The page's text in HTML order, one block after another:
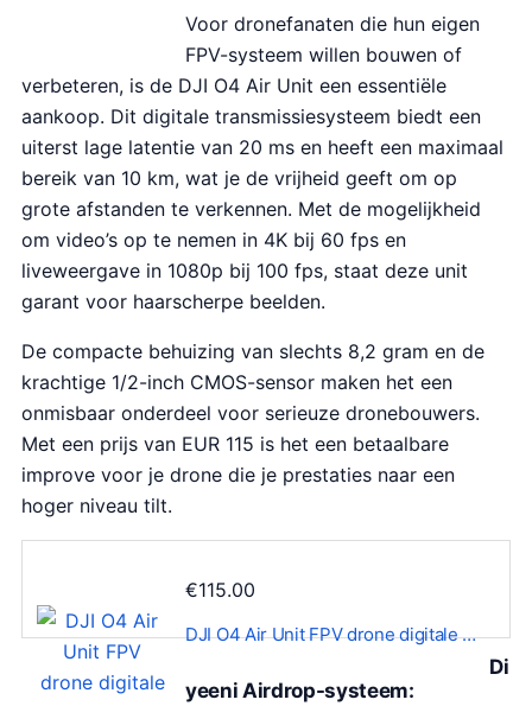
Voor dronefanaten die hun eigen
FPV-systeem willen bouwen of
verbeteren, is de DJI O4 Air Unit een essentiële
aankoop. Dit digitale transmissiesysteem biedt een
uiterst lage latentie van 20 ms en heeft een maximaal
bereik van 10 km, wat je de vrijheid geeft om op
grote afstanden te verkennen. Met de mogelijkheid
om video’s op te nemen in 4K bij 60 fps en
liveweergave in 1080p bij 100 fps, staat deze unit
garant voor haarscherpe beelden.
De compacte behuizing van slechts 8,2 gram en de
krachtige 1/2-inch CMOS-sensor maken het een
onmisbaar onderdeel voor serieuze dronebouwers.
Met een prijs van EUR 115 is het een betaalbare
improve voor je drone die je prestaties naar een
hoger niveau tilt.
€115.00
DJI O4 Air Unit FPV drone digitale …
Di
yeeni Airdrop-systeem: